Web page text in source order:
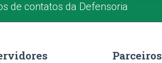
de contatos da Defensoria
Parceiros